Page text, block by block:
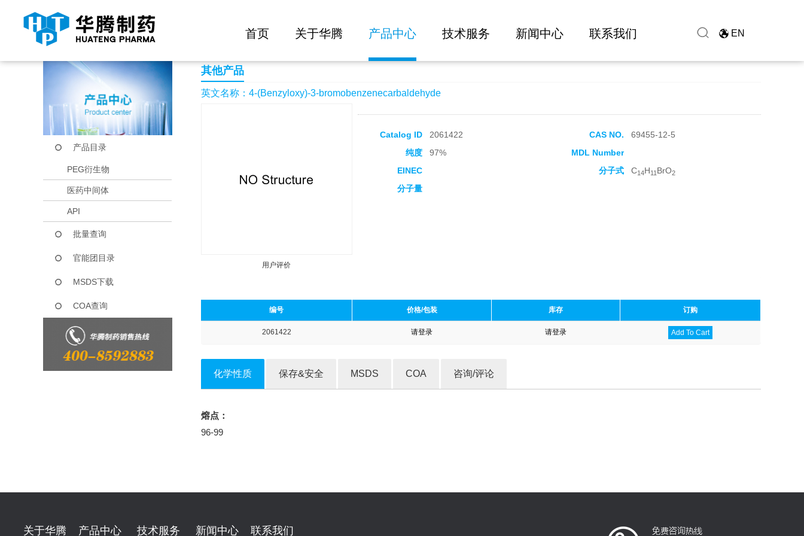
首页 关于华腾 产品中心 技术服务 新闻中心 联系我们 EN
当前位置： 首页 产品中心 4-(Benzyloxy)-3-bromobenzenecarbaldehyde
产品目录
PEG衍生物
医药中间体
API
批量查询
官能团目录
MSDS下载
COA查询
其他产品
英文名称：4-(Benzyloxy)-3-bromobenzenecarbaldehyde
用户评价
Catalog ID 2061422 CAS NO.
69455-12-5
纯度
97%
MDL Number
EINEC
分子式 C14H11 BrO2
分子量
编号 价格/包装 库存 订购
2061422 请登录 请登录 Add To Cart
化学性质 保存&安全 MSDS COA 咨询/评论
熔点：
96-99
关于华腾 产品中心 技术服务 新闻中心 联系我们